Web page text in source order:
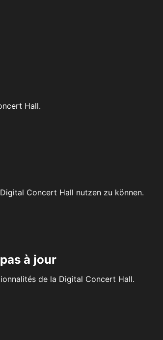
Hall.
Concert Hall nutzen zu können.
à jour
de la Digital Concert Hall.